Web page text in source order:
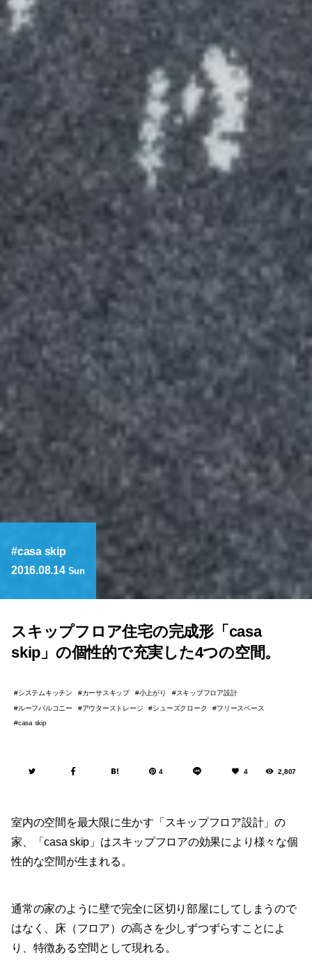
casa skip
2016.08.14 Sun
スキップフロア住宅の完成形「casa
skip」の個性的で充実した4つの空間。
システムキッチン カーサスキップ 小上がり
スキップフロア設計
ルーフバルコニー
アウターストレージ シューズクローク
フリースペース
casa skip
4 4 2,807
室内の空間を最大限に生かす「スキップフロア設計」の
家、「casa skip」はスキップフロアの効果により様々な個
性的な空間が生まれる。
通常の家のように壁で完全に区切り部屋にしてしまうので
はなく、床（フロア）の高さを少しずつずらすことによ
り、特徴ある空間として現れる。